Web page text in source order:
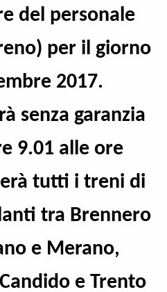
del personale
per il giorno
2017.
senza garanzia
9.01 alle ore
tutti i treni di
tra Brennero
e Merano,
e Trento